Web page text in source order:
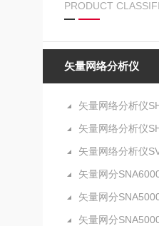
PRODUCT
矢量网络分析仪
矢量网络分析仪
矢量网络分析仪
矢量网络分析仪
矢量网分
矢量网分
矢量网分